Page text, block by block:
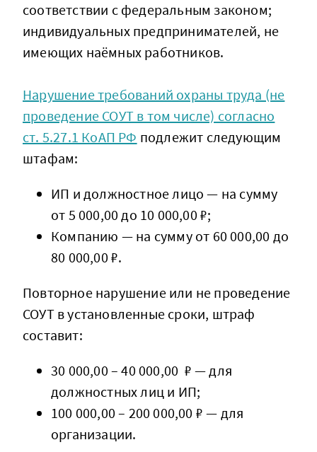
соответствии с федеральным законом;
индивидуальных предпринимателей, не
имеющих наёмных работников.
Нарушение требований охраны труда (не
проведение СОУТ в том числе) согласно
ст. 5.27.1 КоАП РФ подлежит следующим
штафам:
ИП и должностное лицо — на сумму
от 5 000,00 до 10 000,00 ₽;
Компанию — на сумму от 60 000,00 до
80 000,00 ₽.
Повторное нарушение или не проведение
СОУТ в установленные сроки, штраф
составит:
30 000,00 – 40 000,00 ₽ — для
должностных лиц и ИП;
100 000,00 – 200 000,00 ₽ — для
организации.